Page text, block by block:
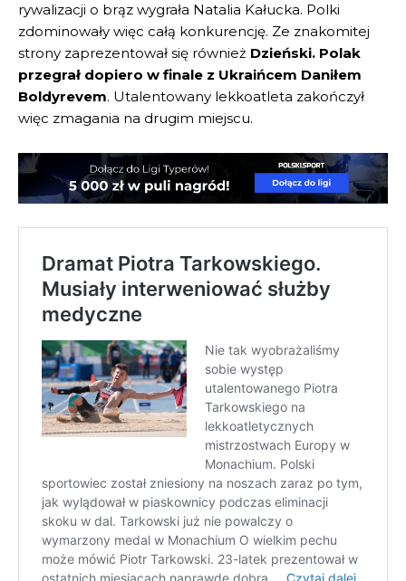
rywalizacji o brąz wygrała Natalia Kałucka. Polki
zdominowały więc całą konkurencję. Ze znakomitej
strony zaprezentował się również Dzieński. Polak
przegrał dopiero w finale z Ukraińcem Daniłem
Boldyrevem. Utalentowany lekkoatleta zakończył
więc zmagania na drugim miejscu.